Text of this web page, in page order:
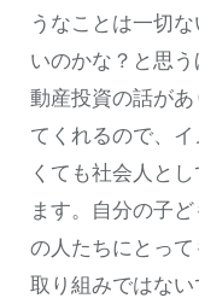
うなことは一切
いのかな？と思
動産投資の話が
てくれるので、
くても社会人と
ます。自分の子
の人たちにとっ
取り組みではな